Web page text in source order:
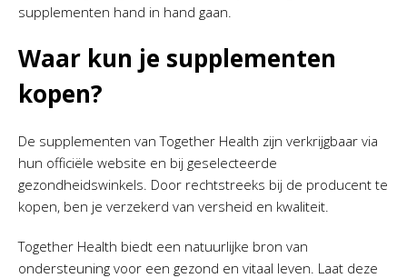
supplementen hand in hand gaan.
Waar kun je supplementen
kopen?
De supplementen van Together Health zijn verkrijgbaar via
hun officiële website en bij geselecteerde
gezondheidswinkels. Door rechtstreeks bij de producent te
kopen, ben je verzekerd van versheid en kwaliteit.
Together Health biedt een natuurlijke bron van
ondersteuning voor een gezond en vitaal leven. Laat deze